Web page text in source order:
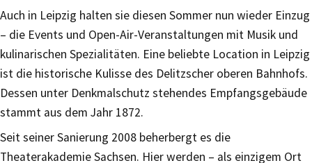
Auch in Leipzig halten sie diesen Sommer nun wieder Einzug
– die Events und Open-Air-Veranstaltungen mit Musik und
kulinarischen Spezialitäten. Eine beliebte Location in Leipzig
ist die historische Kulisse des Delitzscher oberen Bahnhofs.
Dessen unter Denkmalschutz stehendes Empfangsgebäude
stammt aus dem Jahr 1872.
Seit seiner Sanierung 2008 beherbergt es die
Theaterakademie Sachsen. Hier werden – als einzigem Ort